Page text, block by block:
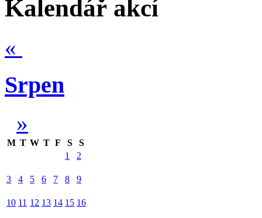
Kalendář akcí
«
Srpen
»
M T W T F S
S
1
2
3 4 5 6 7 8 9
10 11 12 13 14 15 16